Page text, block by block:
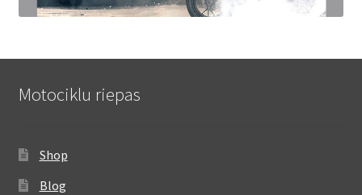
Motociklu riepas
Shop
Blog